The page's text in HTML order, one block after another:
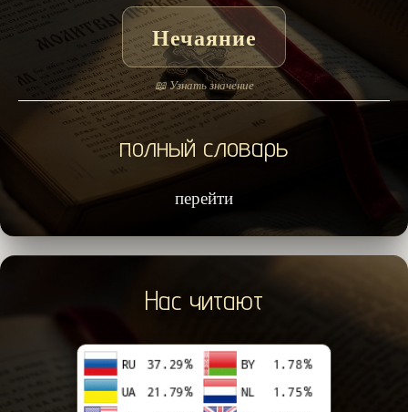
Нечаяние
📖 Узнать значение
полный словарь
перейти
Нас читают